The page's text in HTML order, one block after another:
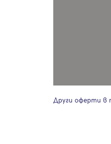
Други оферти в